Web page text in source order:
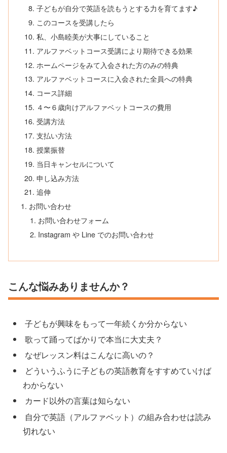
子どもが自分で英語を読もうとする力を育てます♪
このコースを受講したら
私、小島睦美が大事にしていること
アルファベットコース受講により期待できる効果
ホームページをみて入会された方のみの特典
アルファベットコースに入会された全員への特典
コース詳細
４〜６歳向けアルファベットコースの費用
受講方法
支払い方法
授業振替
当日キャンセルについて
申し込み方法
追伸
お問い合わせ
お問い合わせフォーム
Instagram や Line でのお問い合わせ
こんな悩みありませんか？
子どもが興味をもって一年続くか分からない
歌って踊ってばかりで本当に大丈夫？
なぜレッスン料はこんなに高いの？
どういうふうに子どもの英語教育をすすめていけば
わからない
カード以外の言葉は知らない
自分で英語（アルファベット）の組み合わせは読み
切れない